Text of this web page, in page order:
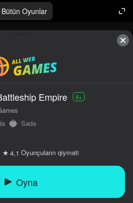
Bütün Oyunlar
Empire 6+
Sadə
4,1 Oyunçuların qiyməti
Oyna